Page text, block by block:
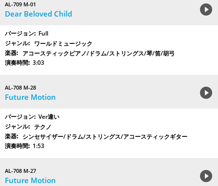
AL-709 M-01
Dear Beloved Child
Full
ワールドミュージック
アコースティックピアノ/ドラム/ストリングス/琴/笛/胡弓
3:03
AL-708 M-28
Future Motion
Ver違い
テクノ
シンセサイザー/ドラム/ストリングス/アコースティックギター
1:53
AL-708 M-27
Future Motion